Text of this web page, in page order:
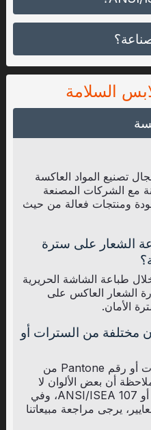
في مناطق التحكم في حركة المرور المؤقتة (TTC).
ويتطلب الأمر ما لا يقل عن 450 بوصة مربعة من مواد
مواد الأداء العاكسة أو
كنوع مكمل لمعيار ANSI 107 على
والسراويل القصيرة وما
السلامة
تصنيع المواد العاكسة
مع الشركات المصنعة
ومنتجات فعالة من حيث
الشعار على سترة
طباعة الشاشة الحريرية
الشعار العاكس على
الأمان.
مختلفة من السترات أو
نعم. بالطبع. يرجى تزويدنا بعينات أو رقم Pantone من
أن بعض الألوان لا
يمكنها اجتياز معيار EN20471 أو ANSI/ISEA 107، وفي
يرجى مراجعة مبيعاتنا